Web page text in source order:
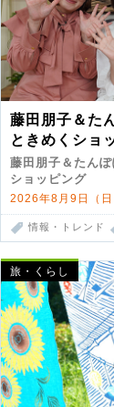
藤田朋子＆た
ときめくショ
藤田朋子＆たん
ショッピング
2026年8月9日（
情報・トレンド
旅・くらし